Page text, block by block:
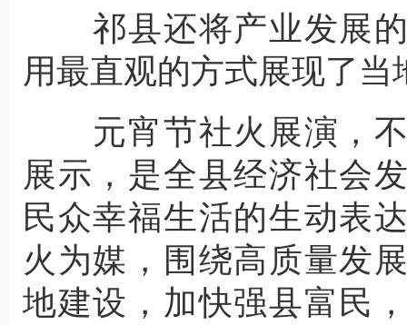
祁县还将产业发展的
用最直观的方式展现了当
元宵节社火展演，不
展示，是全县经济社会
民众幸福生活的生动表
火为媒，围绕高质量发
地建设，加快强县富民